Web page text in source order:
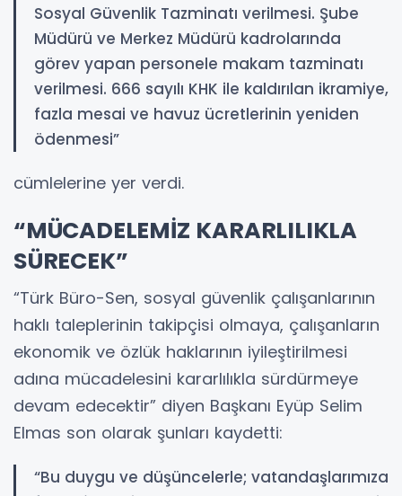
Sosyal Güvenlik Tazminatı verilmesi. Şube
Müdürü ve Merkez Müdürü kadrolarında
görev yapan personele makam tazminatı
verilmesi. 666 sayılı KHK ile kaldırılan ikramiye,
fazla mesai ve havuz ücretlerinin yeniden
ödenmesi”
cümlelerine yer verdi.
“MÜCADELEMİZ KARARLILIKLA
SÜRECEK”
“Türk Büro-Sen, sosyal güvenlik çalışanlarının
haklı taleplerinin takipçisi olmaya, çalışanların
ekonomik ve özlük haklarının iyileştirilmesi
adına mücadelesini kararlılıkla sürdürmeye
devam edecektir” diyen Başkanı Eyüp Selim
Elmas son olarak şunları kaydetti:
“Bu duygu ve düşüncelerle; vatandaşlarımıza